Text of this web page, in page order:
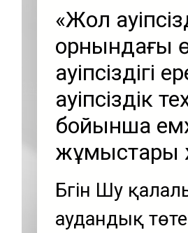
«Жол
орнындағы
қауіпсіздік
бойынша
жұмыстары
Бүгін Шу
аудандық